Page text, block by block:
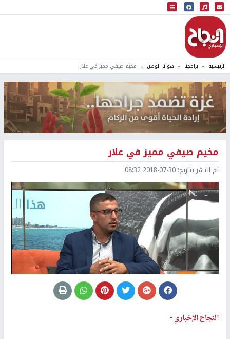
البث المباشر
إذاعة النجاح
الرئيسية برامجنا هوانا الوطن مخيم صيفي مميز في علار
مخيم صيفي مميز في علار
تم النشر بتاريخ: 2018-07-30 08:32
النجاح الإخباري -